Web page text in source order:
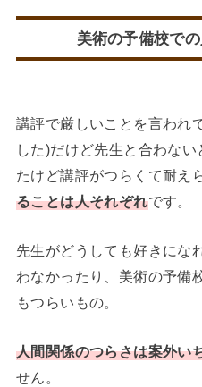
美術の予備校で
講評で厳しいことを言われ
した)だけど先生と合わな
たけど講評がつらくて耐え
ることは人それぞれです。
先生がどうしても好きにな
わなかったり、美術の予備
もつらいもの。
人間関係のつらさは案外い
せん。